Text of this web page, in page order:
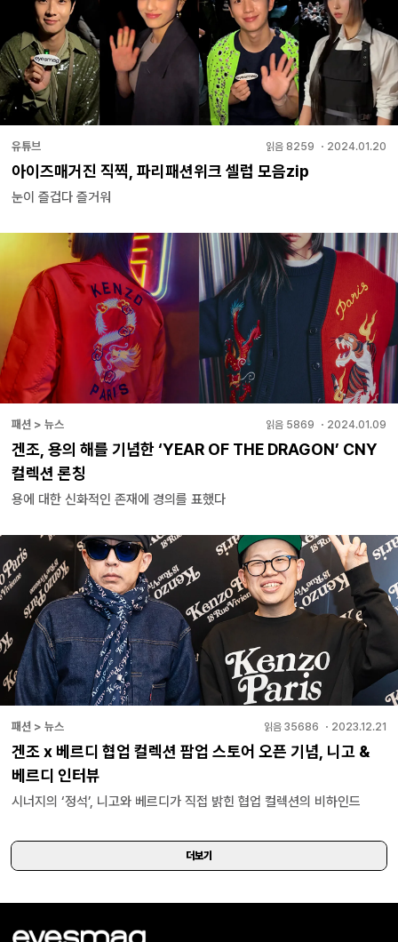
유튜브 읽음 8259 ・ 2024.01.20
아이즈매거진 직찍, 파리패션위크 셀럽 모음zip
눈이 즐겁다 즐거워
패션 > 뉴스 읽음 5869 ・ 2024.01.09
겐조, 용의 해를 기념한 ‘YEAR OF THE DRAGON’ CNY
컬렉션 론칭
용에 대한 신화적인 존재에 경의를 표했다
패션 > 뉴스 읽음 35686 ・ 2023.12.21
겐조 x 베르디 협업 컬렉션 팝업 스토어 오픈 기념, 니고 &
베르디 인터뷰
시너지의 ‘정석’, 니고와 베르디가 직접 밝힌 협업 컬렉션의 비하인드
더보기